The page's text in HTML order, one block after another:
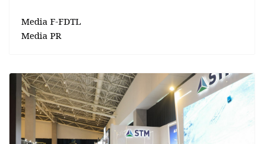
Media F-FDTL
Media PR